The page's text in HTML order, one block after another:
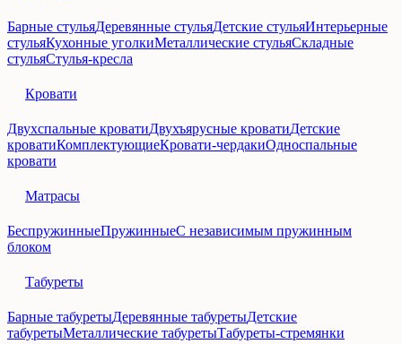
Барные стульяДеревянные стульяДетские стульяИнтерьерные
стульяКухонные уголкиМеталлические стульяСкладные
стульяСтулья-кресла
Кровати
Двухспальные кроватиДвухъярусные кроватиДетские
кроватиКомплектующиеКровати-чердакиОдноспальные
кровати
Матрасы
БеспружинныеПружинныеС независимым пружинным
блоком
Табуреты
Барные табуретыДеревянные табуретыДетские
табуретыМеталлические табуретыТабуреты-стремянки